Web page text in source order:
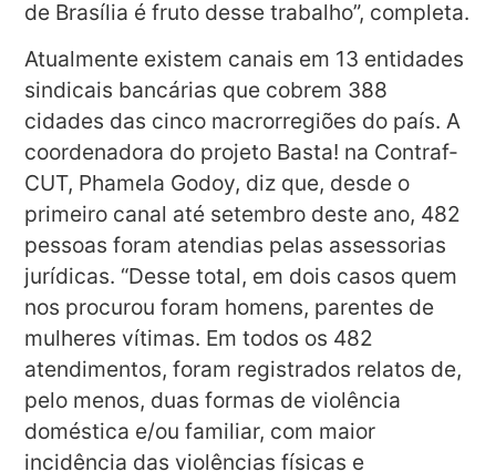
de Brasília é fruto desse trabalho”, completa.
Atualmente existem canais em 13 entidades
sindicais bancárias que cobrem 388
cidades das cinco macrorregiões do país. A
coordenadora do projeto Basta! na Contraf-
CUT, Phamela Godoy, diz que, desde o
primeiro canal até setembro deste ano, 482
pessoas foram atendias pelas assessorias
jurídicas. “Desse total, em dois casos quem
nos procurou foram homens, parentes de
mulheres vítimas. Em todos os 482
atendimentos, foram registrados relatos de,
pelo menos, duas formas de violência
doméstica e/ou familiar, com maior
incidência das violências físicas e